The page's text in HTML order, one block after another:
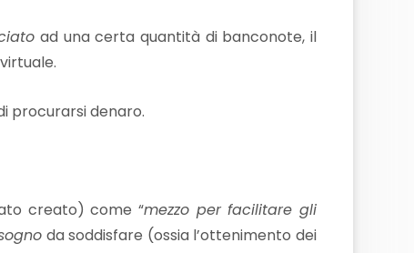
ad una certa quantità di banconote, il
procurarsi denaro.
creato) come “mezzo per facilitare gli
da soddisfare (ossia l’ottenimento dei